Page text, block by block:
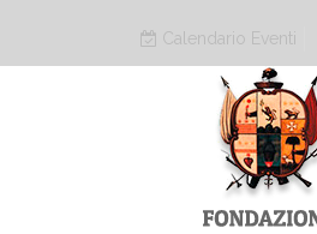
Calendario Eventi